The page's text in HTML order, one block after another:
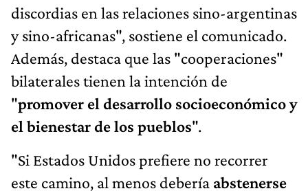
discordias en las relaciones sino-argentinas
y sino-africanas", sostiene el comunicado.
Además, destaca que las "cooperaciones"
bilaterales tienen la intención de
"promover el desarrollo socioeconómico y
el bienestar de los pueblos".
"Si Estados Unidos prefiere no recorrer
este camino, al menos debería abstenerse